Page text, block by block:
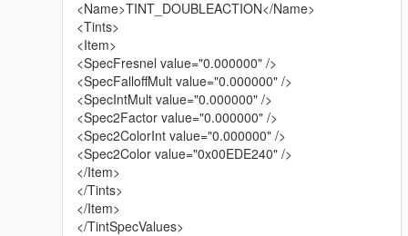
<Name>TINT_DOUBLEACTION</Name>
<Tints>
<Item>
<SpecFresnel value="0.000000" />
<SpecFalloffMult value="0.000000" />
<SpecIntMult value="0.000000" />
<Spec2Factor value="0.000000" />
<Spec2ColorInt value="0.000000" />
<Spec2Color value="0x00EDE240" />
</Item>
</Tints>
</Item>
</TintSpecValues>